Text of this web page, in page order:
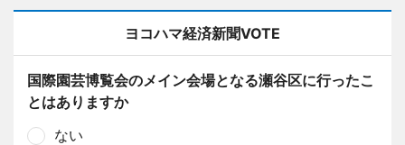
ヨコハマ経済新聞VOTE
国際園芸博覧会のメイン会場となる瀬谷区に行ったこ
とはありますか
ない